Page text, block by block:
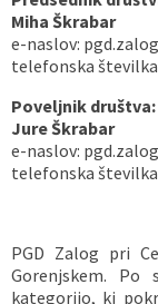
Miha Škrabar
e-naslov:
telefonska
Poveljnik društva:
Jure Škrabar
e-naslov:
telefonska
PGD Zalog pri
Gorenjskem. Po
kategorijo, ki
Vaške skupnosti
Medobčinski
Načrt ravnanja s
Galerija slik
Dokumenti v javni